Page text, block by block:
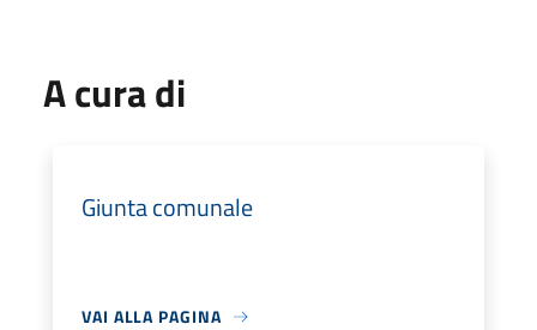
A cura di
Giunta comunale
VAI ALLA PAGINA